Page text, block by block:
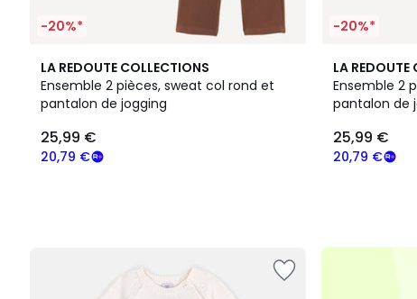
-20%*
LA REDOUTE COLLECTIONS
Ensemble 2 pièces, sweat col rond et
pantalon de jogging
€
souscrivez
20,79 €
25,99 €
-20%*
LA REDOUTE
Ensemble 2
pantalon de
20,79 €
25,99 €